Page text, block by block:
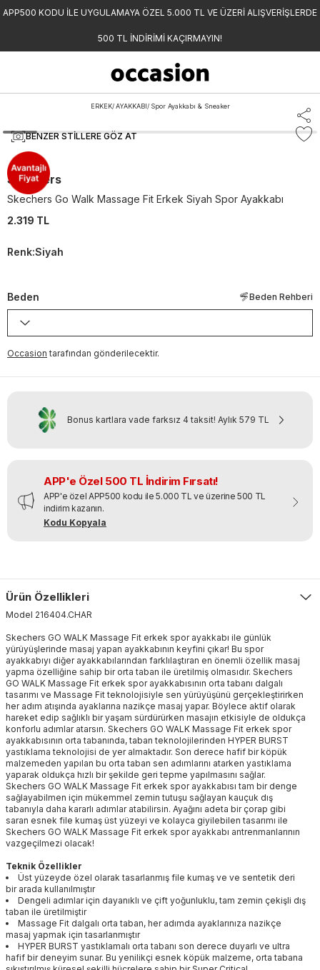
APP500 KODU İLE UYGULAMAYA ÖZEL 5.000 TL VE ÜZERİ ALIŞVERİŞLERDE
500 TL İNDİRİMİ KAÇIRMAYIN!
ERKEK/ AYAKKABI/ Spor Ayakkabı & Sneaker
BENZER STILLERE GÖZ AT
Skechers
Skechers Go Walk Massage Fit Erkek Siyah Spor Ayakkabı
2.319 TL
Renk:Siyah
Beden Beden Rehberi
Occasion tarafından gönderilecektir.
Bonus kartlara vade farksız 4 taksit! Aylık 579 TL
APP'e Özel 500 TL İndirim Fırsatı!
APP'e özel APP500 kodu ile 5.000 TL ve üzerine 500 TL
indirim kazanın.
Kodu Kopyala
Ürün Özellikleri
Model 216404.CHAR
Skechers GO WALK Massage Fit erkek spor ayakkabı ile günlük
yürüyüşlerinde masaj yapan ayakkabının keyfini çıkar! Bu spor
ayakkabıyı diğer ayakkabılarından farklılaştıran en önemli özellik masaj
yapma özelliğine sahip bir orta taban ile üretilmiş olmasıdır. Skechers
GO WALK Massage Fit erkek spor ayakkabısının orta tabanı dalgalı
tasarımı ve Massage Fit teknolojisiyle sen yürüyüşünü gerçekleştirirken
her adım atışında ayaklarına nazikçe masaj yapar. Böylece aktif olarak
hareket edip sağlıklı bir yaşam sürdürürken masajın etkisiyle de oldukça
konforlu adımlar atarsın. Skechers GO WALK Massage Fit erkek spor
ayakkabısının orta tabanında, taban teknolojilerinden HYPER BURST
yastıklama teknolojisi de yer almaktadır. Son derece hafif bir köpük
malzemeden yapılan bu orta taban sen adımlarını atarken yastıklama
yaparak oldukça hızlı bir şekilde geri tepme yapılmasını sağlar.
Skechers GO WALK Massage Fit erkek spor ayakkabısı tam bir denge
sağlayabilmen için mükemmel zemin tutuşu sağlayan kauçuk dış
tabanıyla daha kararlı adımlar atabilirsin. Ayağını adeta bir çorap gibi
saran esnek file kumaş üst yüzeyi ve kolayca giyilebilen tasarımı ile
Skechers GO WALK Massage Fit erkek spor ayakkabı antrenmanlarının
vazgeçilmezi olacak!
Teknik Özellikler
Üst yüzeyde özel olarak tasarlanmış file kumaş ve ve sentetik deri
bir arada kullanılmıştır
Dengeli adımlar için dayanıklı ve çift yoğunluklu, tam zemin çekişli dış
taban ile üretilmiştir
Massage Fit dalgalı orta taban, her adımda ayaklarınıza nazikçe
masaj yapmak için tasarlanmıştır
HYPER BURST yastıklamalı orta tabanı son derece duyarlı ve ultra
hafif bir deneyim sunar. Bu yenilikçi esnek köpük malzeme, orta tabana